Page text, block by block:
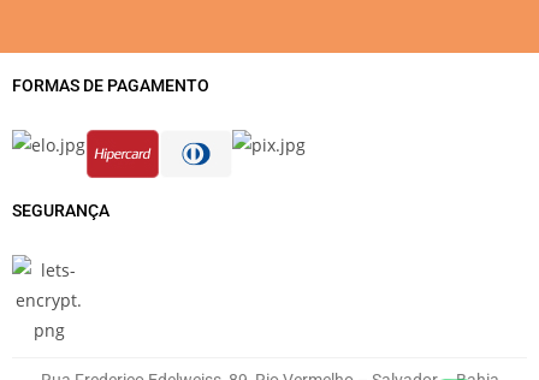
FORMAS DE PAGAMENTO
SEGURANÇA